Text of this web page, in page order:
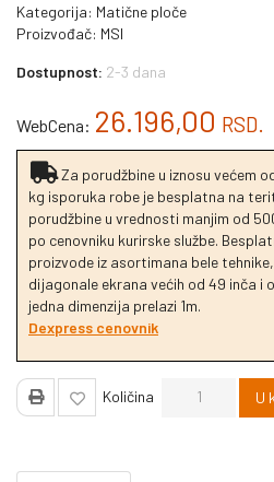
Kategorija: Matične ploče
Proizvođač: MSI
Dostupnost: 2-3 dana
WebCena: 26.196,00 RSD.
Za porudžbine u iznosu većem
kg isporuka robe je besplatna na
porudžbine u vrednosti manjim od
po cenovniku kurirske službe.
proizvode iz asortimana bele
dijagonale ekrana većih od 49 inča i
jedna dimenzija prelazi 1m.
Dexpress cenovnik
Količina U